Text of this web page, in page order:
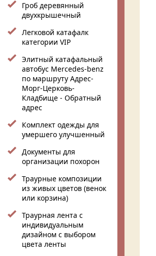
Гроб деревянный
двухкрышечный
Легковой катафалк
категории VIP
Элитный катафальный
автобус Mercedes-benz
по маршруту Адрес-
Морг-Церковь-
Кладбище - Обратный
адрес
Комплект одежды для
умершего улучшенный
Документы для
организации похорон
Траурные композиции
из живых цветов (венок
или корзина)
Траурная лента с
индивидуальным
дизайном с выбором
цвета ленты